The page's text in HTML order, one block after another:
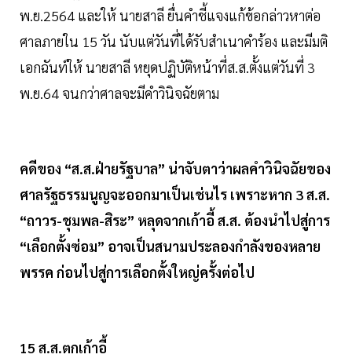
พ.ย.2564 และให้ นายสาลี ยื่นคำชี้แจงแก้ข้อกล่าวหาต่อ
ศาลภายใน 15 วัน นับแต่วันที่ได้รับสำเนาคำร้อง และมีมติ
เอกฉันท์ให้ นายสาลี หยุดปฏิบัติหน้าที่ส.ส.ตั้งแต่วันที่ 3
พ.ย.64 จนกว่าศาลจะมีคำวินิจฉัยตาม
คดีของ “ส.ส.ฝ่ายรัฐบาล” น่าจับตาว่าผลคำวินิจฉัยของ
ศาลรัฐธรรมนูญจะออกมาเป็นเช่นไร เพราะหาก 3 ส.ส.
“ถาวร-ชุมพล-สิระ” หลุดจากเก้าอี้ ส.ส. ต้องนำไปสู่การ
“เลือกตั้งซ่อม” อาจเป็นสนามประลองกำลังของหลาย
พรรค ก่อนไปสู่การเลือกตั้งใหญ่ครั้งต่อไป
15 ส.ส.ตกเก้าอี้